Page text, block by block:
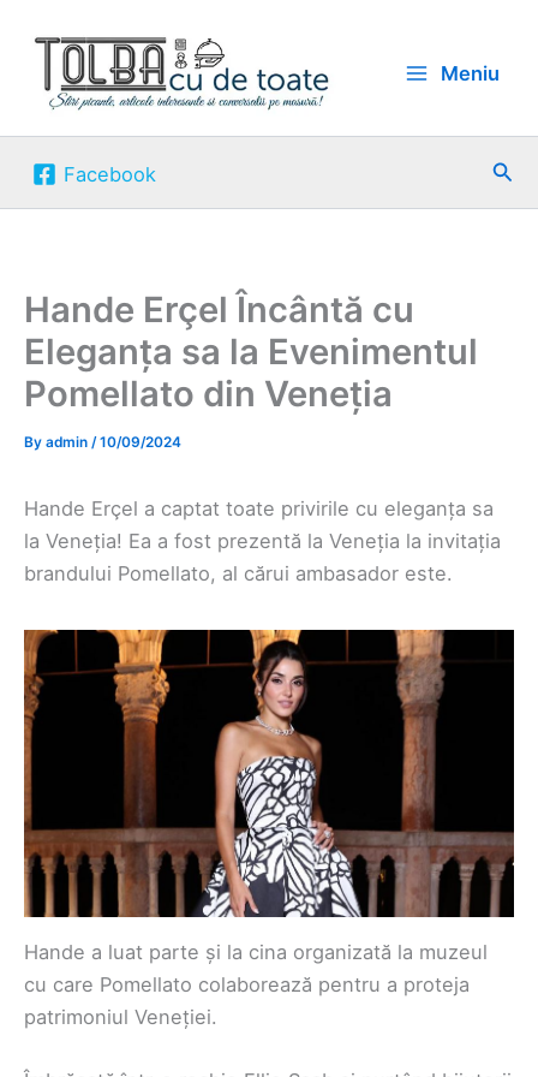
content
Meniu
Facebook
Hande Erçel Încântă cu
Eleganța sa la Evenimentul
Pomellato din Veneția
By admin /10/09/2024
Hande Erçel a captat toate privirile cu eleganța sa
la Veneția! Ea a fost prezentă la Veneția la invitația
brandului Pomellato, al cărui ambasador este.
Hande a luat parte și la cina organizată la muzeul
cu care Pomellato colaborează pentru a proteja
patrimoniul Veneției.